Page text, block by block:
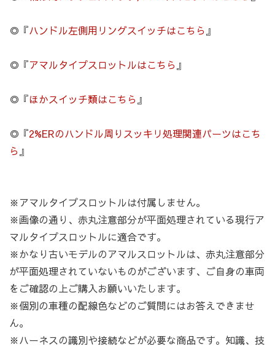
◎『ハンドル左側用リングスイッチはこちら 』
◎『アマルタイプスロットルはこちら 』
◎『ほかスイッチ類はこちら 』
◎『2%ERのハンドル周りスッキリ処理関連パーツはこち
ら 』
※アマルタイプスロットルは付属しません。
※画像の通り、赤丸注意部分が平面処理されている現行ア
マルタイプスロットルに適合です。
※かなり古いモデルのアマルスロットルは、赤丸注意部分
が平面処理されていないものがございます、ご自身の車両
をご確認の上ご購入お願いいたします。
※個別の車種の配線色などのご質問にはお答えできませ
ん。
※ハーネスの識別や接続などが必要な商品です。知識、技